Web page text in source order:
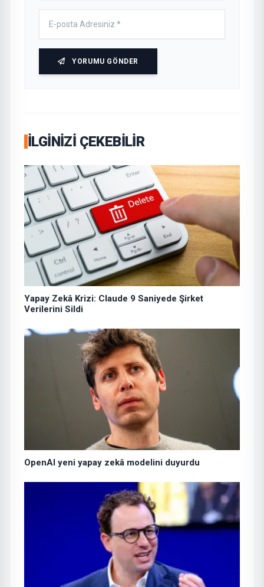
YORUMU GÖNDER
İLGINIZI ÇEKEBILIR
Yapay Zekâ Krizi: Claude 9 Saniyede Şirket
Verilerini Sildi
OpenAI yeni yapay zekâ modelini duyurdu